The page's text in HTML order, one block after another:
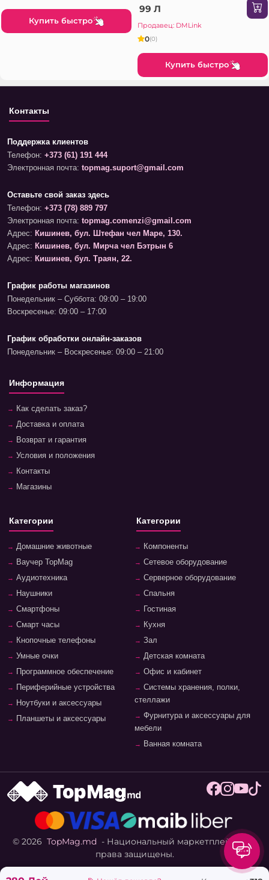
Купить быстро
99 Л
Продавец: DMLink
0(0)
Купить быстро
Контакты
Поддержка клиентов
Телефон: +373 (61) 191 444
Электронная почта: topmag.suport@gmail.com
Оставьте свой заказ здесь
Телефон: +373 (78) 889 797
Электронная почта: topmag.comenzi@gmail.com
Адрес: Кишинев, бул. Штефан чел Маре, 130.
Адрес: Кишинев, бул. Мирча чел Бэтрын 6
Адрес: Кишинев, бул. Траян, 22.
График работы магазинов
Понедельник – Суббота: 09:00 – 19:00
Воскресенье: 09:00 – 17:00
График обработки онлайн-заказов
Понедельник – Воскресенье: 09:00 – 21:00
Информация
Как сделать заказ?
Доставка и оплата
Возврат и гарантия
Условия и положения
Контакты
Магазины
Категории
Домашние животные
Ваучер TopMag
Аудиотехника
Наушники
Смартфоны
Смарт часы
Кнопочные телефоны
Умные очки
Программное обеспечение
Периферийные устройства
Ноутбуки и аксессуары
Планшеты и аксессуары
Категории
Компоненты
Сетевое оборудование
Серверное оборудование
Спальня
Гостиная
Кухня
Зал
Детская комната
Офис и кабинет
Системы хранения, полки,
стеллажи
Фурнитура и аксессуары для
мебели
Ванная комната
© 2026 TopMag.md - Национальный маркетплейс. Все
права защищены.